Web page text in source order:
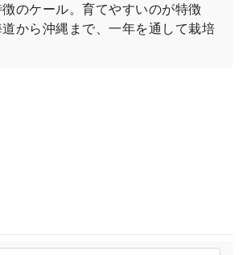
のケール。育てやすいのが特徴
から沖縄まで、一年を通して栽培